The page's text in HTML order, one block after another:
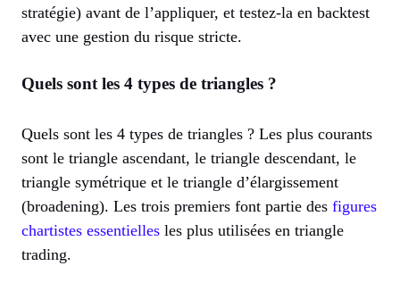
stratégie) avant de l’appliquer, et testez-la en backtest
avec une gestion du risque stricte.
Quels sont les 4 types de triangles ?
Quels sont les 4 types de triangles ? Les plus courants
sont le triangle ascendant, le triangle descendant, le
triangle symétrique et le triangle d’élargissement
(broadening). Les trois premiers font partie des figures
chartistes essentielles les plus utilisées en triangle
trading.